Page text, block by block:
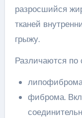
разросшийся
тканей
грыжу.
Различаются по
фиброма.